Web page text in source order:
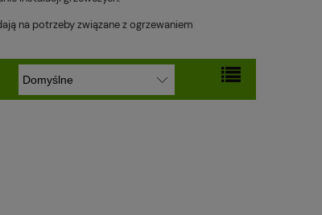
na potrzeby związane z ogrzewaniem